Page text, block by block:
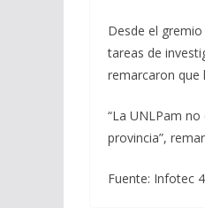
Desde el
tareas de
remarcaron que
“La UNLPam
provincia”,
Fuente: Infotec